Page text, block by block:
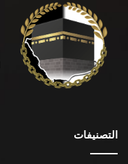
التصنيفات